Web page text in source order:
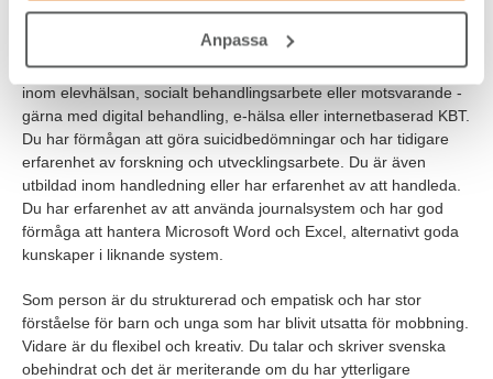
Anpassa
kognitiv beteendeterapi eller som är specialist inom klinisk
psykologi. Du har tidigare arbetat med barn och unga, kanske
inom elevhälsan, socialt behandlingsarbete eller motsvarande -
gärna med digital behandling, e-hälsa eller internetbaserad KBT.
Du har förmågan att göra suicidbedömningar och har tidigare
erfarenhet av forskning och utvecklingsarbete. Du är även
utbildad inom handledning eller har erfarenhet av att handleda.
Du har erfarenhet av att använda journalsystem och har god
förmåga att hantera Microsoft Word och Excel, alternativt goda
kunskaper i liknande system.
Som person är du strukturerad och empatisk och har stor
förståelse för barn och unga som har blivit utsatta för mobbning.
Vidare är du flexibel och kreativ. Du talar och skriver svenska
obehindrat och det är meriterande om du har ytterligare